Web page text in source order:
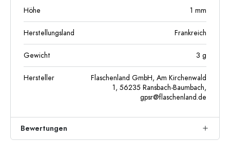
Höhe 1 mm
Herstellungsland Frankreich
Gewicht 3 g
Hersteller
Flaschenland GmbH, Am Kirchenwald
1, 56235 Ransbach-Baumbach,
gpsr@flaschenland.de
Bewertungen